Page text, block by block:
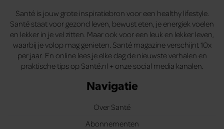
Santé is jouw grote inspiratiebron voor een healthy lifestyle.
Santé staat voor gezond leven, bewust eten, je energiek voelen
en lekker in je vel zitten. Maar ook voor een leuk en lekker leven,
waarbij je volop mag genieten. Santé magazine verschijnt 10x
per jaar. En online lees je elke dag de nieuwste verhalen en
praktische tips op Santé.nl + onze social media kanalen.
Navigatie
Over Santé
Abonnementen